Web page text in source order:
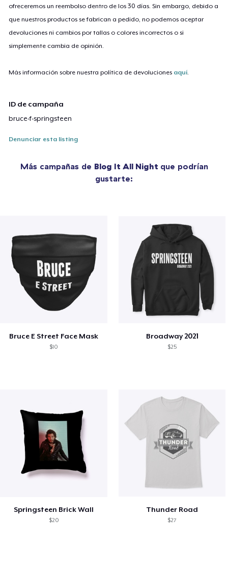
ofreceremos un reembolso dentro de los 30 días. Sin embargo, debido a
que nuestros productos se fabrican a pedido, no podemos aceptar
devoluciones ni cambios por tallas o colores incorrectos o si
simplemente cambia de opinión.
Más información sobre nuestra política de devoluciones aquí
ID de campaña
bruce-f-springsteen
Denunciar esta listing
Más campañas de Blog It All Night que podrían
gustarte:
Bruce E Street Face Mask
$10
Broadway 2021
$25
Springsteen Brick Wall
$20
Thunder Road
$27